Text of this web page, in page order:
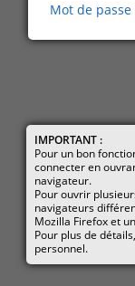
Mot de
IMPORTANT :
Pour un bon
connecter en
navigateur.
Pour ouvrir
navigateurs
Mozilla Firefox et
Pour plus de
personnel.